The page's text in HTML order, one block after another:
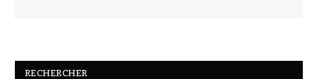
RECHERCHER